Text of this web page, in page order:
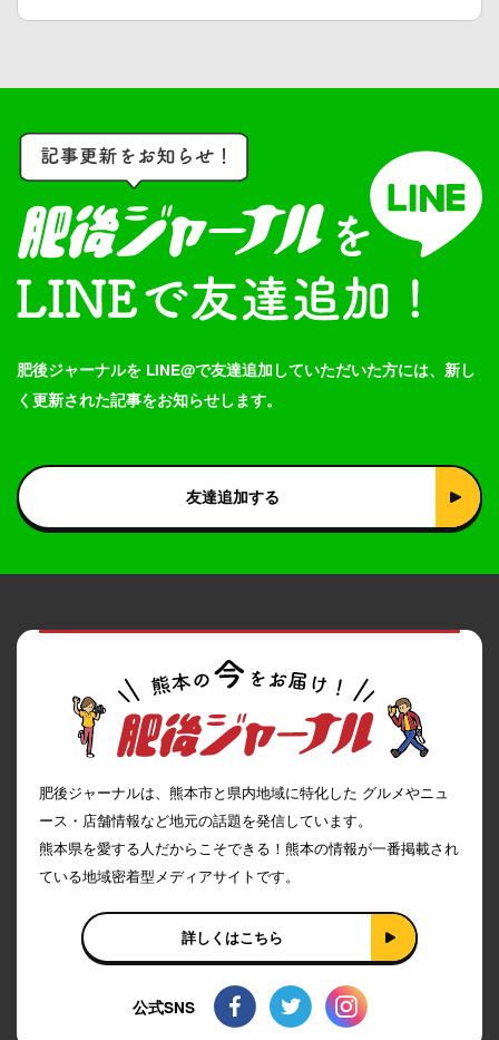
肥後ジャーナルを LINE@で友達追加していただいた方には、新し
く更新された記事をお知らせします。
友達追加する
肥後ジャーナルは、熊本市と県内地域に特化した グルメやニュ
ース・店舗情報など地元の話題を発信しています。
熊本県を愛する人だからこそできる！熊本の情報が一番掲載され
ている地域密着型メディアサイトです。
詳しくはこちら
公式SNS